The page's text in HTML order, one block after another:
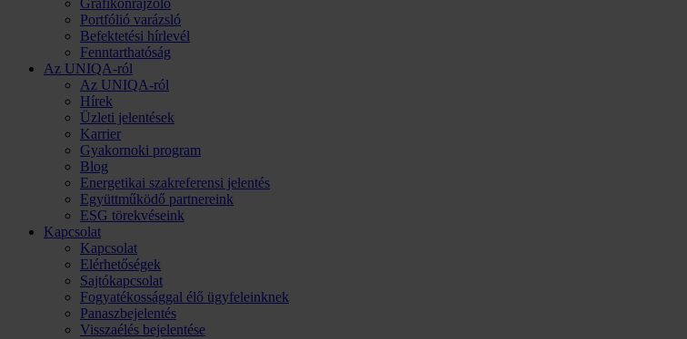
Grafikonrajzoló
Portfólió varázsló
Befektetési hírlevél
Fenntarthatóság
Az UNIQA-ról
Az UNIQA-ról
Hírek
Üzleti jelentések
Karrier
Gyakornoki program
Blog
Energetikai szakreferensi jelentés
Együttműködő partnereink
ESG törekvéseink
Kapcsolat
Kapcsolat
Elérhetőségek
Sajtókapcsolat
Fogyatékossággal élő ügyfeleinknek
Panaszbejelentés
Visszaélés bejelentése